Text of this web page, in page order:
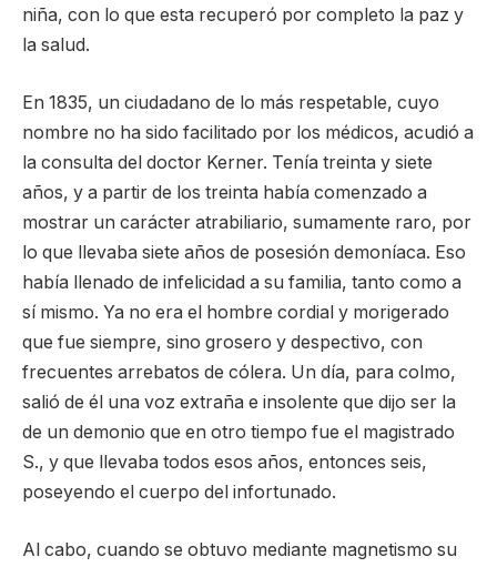
niña, con lo que esta recuperó por completo la paz y
la salud.
En 1835, un ciudadano de lo más respetable, cuyo
nombre no ha sido facilitado por los médicos, acudió a
la consulta del doctor Kerner. Tenía treinta y siete
años, y a partir de los treinta había comenzado a
mostrar un carácter atrabiliario, sumamente raro, por
lo que llevaba siete años de posesión demoníaca. Eso
había llenado de infelicidad a su familia, tanto como a
sí mismo. Ya no era el hombre cordial y morigerado
que fue siempre, sino grosero y despectivo, con
frecuentes arrebatos de cólera. Un día, para colmo,
salió de él una voz extraña e insolente que dijo ser la
de un demonio que en otro tiempo fue el magistrado
S., y que llevaba todos esos años, entonces seis,
poseyendo el cuerpo del infortunado.
Al cabo, cuando se obtuvo mediante magnetismo su